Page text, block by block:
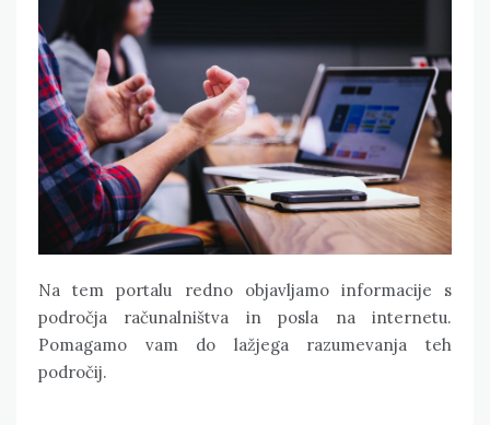
Na tem portalu redno objavljamo informacije s
področja računalništva in posla na internetu.
Pomagamo vam do lažjega razumevanja teh
področij.